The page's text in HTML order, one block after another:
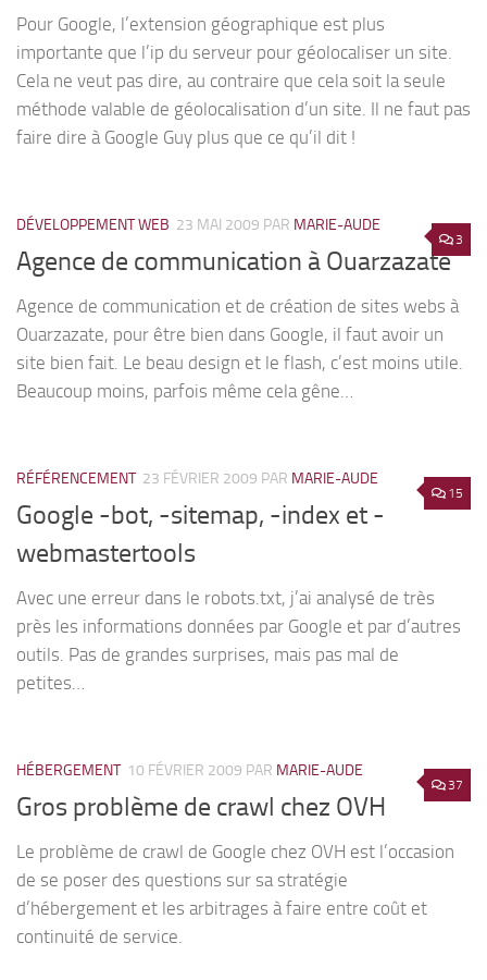
Pour Google, l’extension géographique est plus
importante que l’ip du serveur pour géolocaliser un site.
Cela ne veut pas dire, au contraire que cela soit la seule
méthode valable de géolocalisation d’un site. Il ne faut pas
faire dire à Google Guy plus que ce qu’il dit !
3
DÉVELOPPEMENT WEB 23 MAI 2009 PAR MARIE-AUDE
Agence de communication à Ouarzazate
Agence de communication et de création de sites webs à
Ouarzazate, pour être bien dans Google, il faut avoir un
site bien fait. Le beau design et le flash, c’est moins utile.
Beaucoup moins, parfois même cela gêne…
15
RÉFÉRENCEMENT 23 FÉVRIER 2009 PAR MARIE-AUDE
Google -bot, -sitemap, -index et -
webmastertools
Avec une erreur dans le robots.txt, j’ai analysé de très
près les informations données par Google et par d’autres
outils. Pas de grandes surprises, mais pas mal de
petites…
37
HÉBERGEMENT 10 FÉVRIER 2009 PAR MARIE-AUDE
Gros problème de crawl chez OVH
Le problème de crawl de Google chez OVH est l’occasion
de se poser des questions sur sa stratégie
d’hébergement et les arbitrages à faire entre coût et
continuité de service.